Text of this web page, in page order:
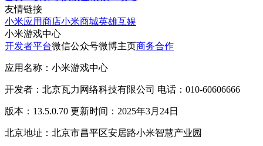
友情链接
小米应用商店小米商城英雄互娱
小米游戏中心
开发者平台微信公众号微博主页商务合作
应用名称：小米游戏中心
开发者：北京瓦力网络科技有限公司 电话：010-60606666
版本：13.5.0.70 更新时间：2025年3月24日
北京地址：北京市昌平区安居路小米智慧产业园